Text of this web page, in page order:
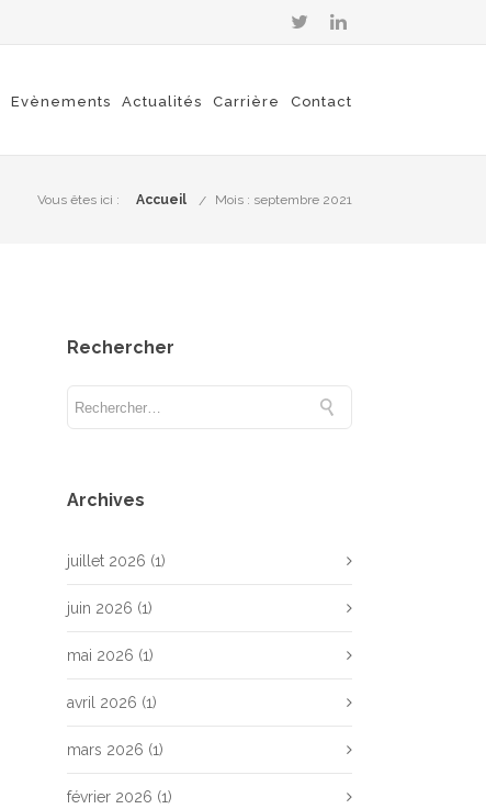
Evènements Actualités Carrière Contact
Vous êtes ici : Accueil Mois : septembre 2021
Rechercher
Archives
juillet 2026 (1)
juin 2026 (1)
mai 2026 (1)
avril 2026 (1)
mars 2026 (1)
février 2026 (1)